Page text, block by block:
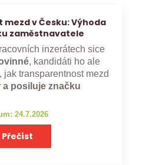
v Česku: Výhoda
zaměstnavatele
inzerátech sice
, kandidáti ho ale
transparentnost mezd
posiluje značku
24.7.2026
Přečíst